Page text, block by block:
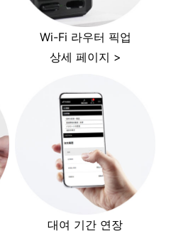
Wi-Fi 라우터 픽업
상세 페이지 >
대여 기간 연장